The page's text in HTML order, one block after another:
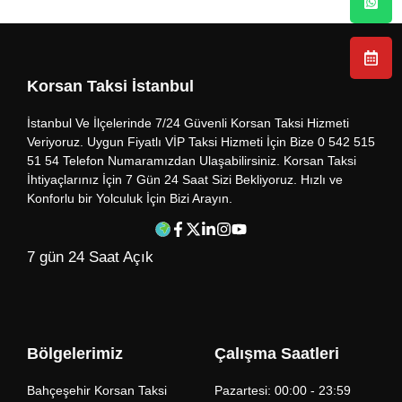
Korsan Taksi İstanbul
İstanbul Ve İlçelerinde 7/24 Güvenli Korsan Taksi Hizmeti
Veriyoruz. Uygun Fiyatlı VİP Taksi Hizmeti İçin Bize 0 542 515
51 54 Telefon Numaramızdan Ulaşabilirsiniz. Korsan Taksi
İhtiyaçlarınız İçin 7 Gün 24 Saat Sizi Bekliyoruz. Hızlı ve
Konforlu bir Yolculuk İçin Bizi Arayın.
7 gün 24 Saat Açık
Bölgelerimiz
Bahçeşehir Korsan Taksi
Çalışma Saatleri
Pazartesi: 00:00 - 23:59